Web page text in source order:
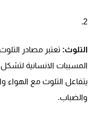
التلوث: تعتبر مصادر
المسببات الانسانية
يتفاعل التلوث مع الهواء
والضباب.